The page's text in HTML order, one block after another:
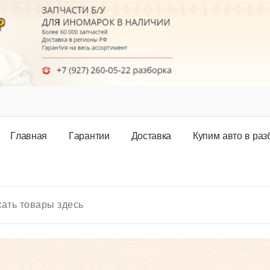
Главная Гарантии Доставка Купим авто в раз